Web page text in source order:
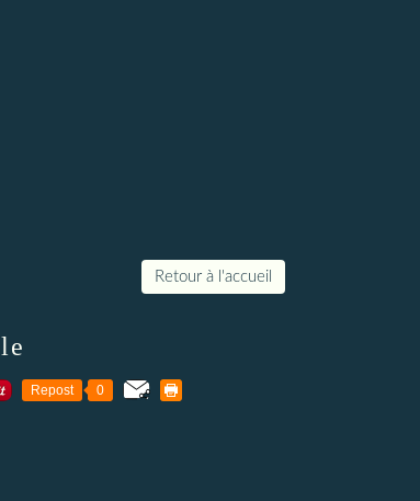
Retour à l'accueil
Repost 0